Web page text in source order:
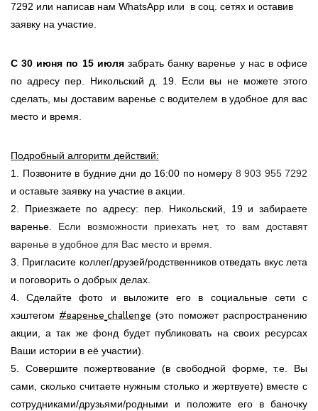
7292 или написав нам WhatsApp или в соц. сетях и оставив
заявку на участие.
С 30 июня по 15 июля забрать банку варенье у нас в офисе
по адресу пер. Никольский д. 19. Если вы не можете этого
сделать, мы доставим варенье с водителем в удобное для вас
место и время.
Подробный алгоритм действий:
1. Позвоните в будние дни до 16:00 по номеру 8 903 955 7292
и оставьте заявку на участие в акции.
2. Приезжаете по адресу: пер. Никольский, 19 и забираете
варенье . Если возможности приехать нет, то вам доставят
варенье в удобное для Вас место и время.
3. Пригласите коллег/друзей/родственников отведать вкус лета
и поговорить о добрых делах.
4. Сделайте фото и выложите его в социальные сети с
хэштегом #варенье_challenge (это поможет распространению
акции, а так же фонд будет публиковать на своих ресурсах
Ваши истории в её участии).
5. Совершите пожертвование (в свободной форме, т.е. Вы
сами, сколько считаете нужным столько и жертвуете) вместе с
сотрудниками/друзьями/родными и положите его в баночку